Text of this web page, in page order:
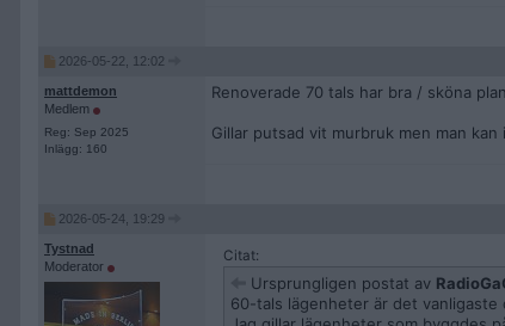
2026-05-22, 12:02
mattdemon
Medlem
Reg: Sep 2025
Inlägg: 160
Renoverade 70 tals har bra / sköna
Gillar putsad vit murbruk men man
2026-05-24, 19:29
Tystnad
Moderator
Citat:
Ursprungligen postat av
60-tals lägenheter är det vanligaste